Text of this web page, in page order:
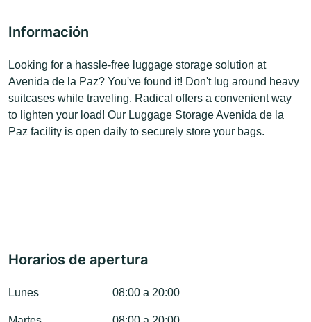
Información
Looking for a hassle-free luggage storage solution at
Avenida de la Paz? You've found it! Don't lug around heavy
suitcases while traveling. Radical offers a convenient way
to lighten your load! Our Luggage Storage Avenida de la
Paz facility is open daily to securely store your bags.
Horarios de apertura
Lunes 08:00 a 20:00